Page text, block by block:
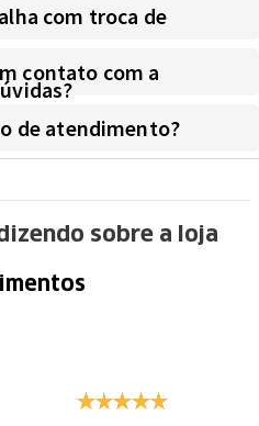
com troca de
contato com a
de atendimento?
sobre a loja